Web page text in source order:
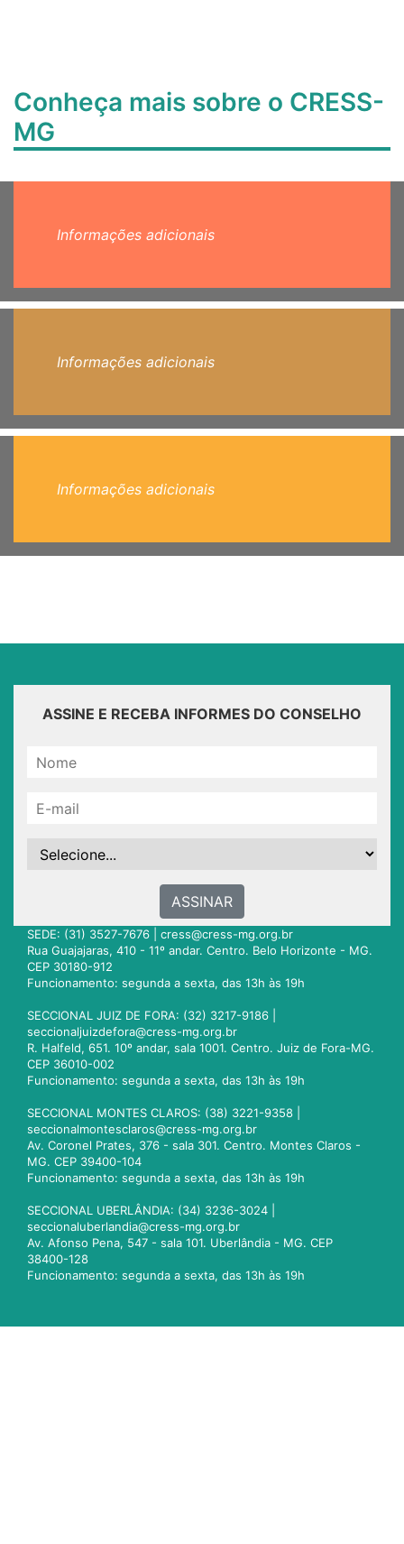
Conheça mais sobre o CRESS-
MG
Informações adicionais
Informações adicionais
Informações adicionais
ASSINE E RECEBA INFORMES DO CONSELHO
ASSINAR
SEDE: (31) 3527-7676 | cress@cress-mg.org.br
Rua Guajajaras, 410 - 11º andar. Centro. Belo Horizonte - MG.
CEP 30180-912
Funcionamento: segunda a sexta, das 13h às 19h
SECCIONAL JUIZ DE FORA: (32) 3217-9186 |
seccionaljuizdefora@cress-mg.org.br
R. Halfeld, 651. 10º andar, sala 1001. Centro. Juiz de Fora-MG.
CEP 36010-002
Funcionamento: segunda a sexta, das 13h às 19h
SECCIONAL MONTES CLAROS: (38) 3221-9358 |
seccionalmontesclaros@cress-mg.org.br
Av. Coronel Prates, 376 - sala 301. Centro. Montes Claros -
MG. CEP 39400-104
Funcionamento: segunda a sexta, das 13h às 19h
SECCIONAL UBERLÂNDIA: (34) 3236-3024 |
seccionaluberlandia@cress-mg.org.br
Av. Afonso Pena, 547 - sala 101. Uberlândia - MG. CEP
38400-128
Funcionamento: segunda a sexta, das 13h às 19h